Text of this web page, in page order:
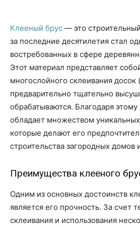
Клееный брус — это
за последние десятилетия стал
востребованных в сфере
Этот материал представляет
многослойного склеивания
предварительно тщательно
обрабатываются. Благодаря
обладает множеством
которые делают его
строительства загородных домов
Преимущества клееного
Одним из основных достоинств
является его прочность. За счет
склеивания и использования